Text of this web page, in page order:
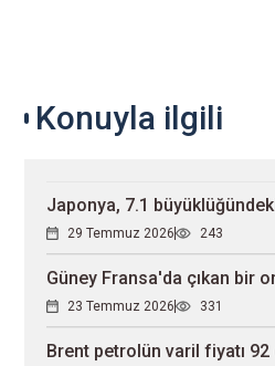
Konuyla ilgili
Japonya, 7.1
29 Temmuz 2026 243
Güney Fransa'da çıkan bir
23 Temmuz 2026 331
Brent petrolün varil fiyatı